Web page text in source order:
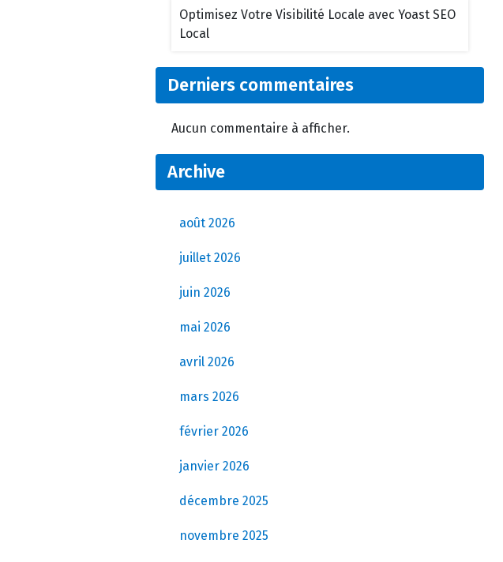
Optimisez Votre Visibilité Locale avec Yoast SEO
Local
Derniers commentaires
Aucun commentaire à afficher.
Archive
août 2026
juillet 2026
juin 2026
mai 2026
avril 2026
mars 2026
février 2026
janvier 2026
décembre 2025
novembre 2025